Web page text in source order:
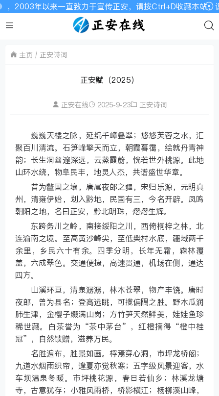
年以来一直致力于宣传正安，请按Ctrl+D收藏本站，谢
主页 正安诗词
正安赋（2025）
正安在线 2025-9-23 正安诗词
巍巍天楼之脉，延绵千嶂叠翠；悠悠芙蓉之水，汇
聚百川清流。石笋峰擎天而立，朝霞暮霭，绘就丹青神
韵；长生洞幽邃深远，云蒸霞蔚，恍若世外桃源。此地
山环水绕，物阜民丰，地灵人杰，共谱盛世华章。
昔为鄨国之壤，唐属夜郎之疆，宋归乐源，元明真
州，清雍伊始，划入黔地，民国有三，今名开辟。凤鸣
朝阳之地，名曰正安，黔北明珠，熠熠生辉。
东跨务川之岭，南接绥阳之川，西倚桐梓之林，北
连渝南之境。至高黄沙峰尖，至低樊村水底，疆域两千
余里，乡民六十有余。四季分明，长年无霜，森林覆
盖，六成翠色。交通便捷，高速贯通，机场在侧，通达
四方。
山溪环亘，清泉潺潺，林木苍翠，物产丰饶。唐时
夜郎，曾为县名；登高远眺，可揽偏隅之胜。野木瓜润
肺生津，金樱子缀满山岗；方竹笋天然鲜美，娃娃鱼珍
稀世藏。白茶誉为“茶中茅台”，红橙摘得“橙中桂
冠”，自然馈赠，滋养万民。
名胜遍布，胜景如画。桴焉穿心洞，市坪龙桥阁；
九道水烟雨织帘，逢夏亦觉秋寒；五字级风景迎客，水
车坝温泉冬暖。市坪桃花源，春日若仙乡；林溪龙塘
寺，古意犹存；小雅风雨桥，桥影横江；杨柳溪山峰，